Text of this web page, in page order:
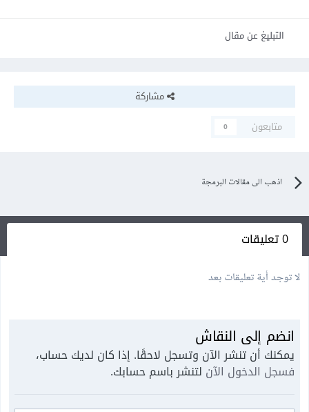
التبليغ عن مقال
مشاركة
متابعون
0
اذهب الى مقالات البرمجة
0 تعليقات
لا توجد أية تعليقات بعد
انضم إلى النقاش
يمكنك أن تنشر الآن وتسجل لاحقًا. إذا كان لديك حساب،
فسجل الدخول الآن لتنشر باسم حسابك.